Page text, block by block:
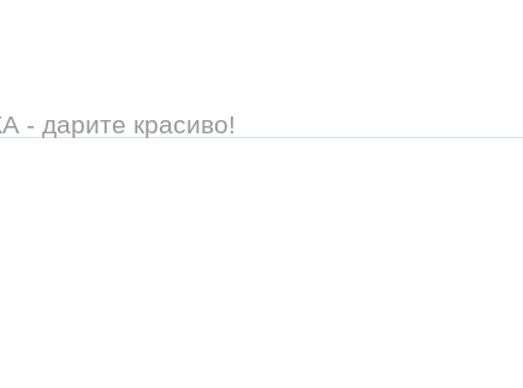
дарите красиво!